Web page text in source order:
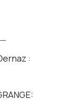
: